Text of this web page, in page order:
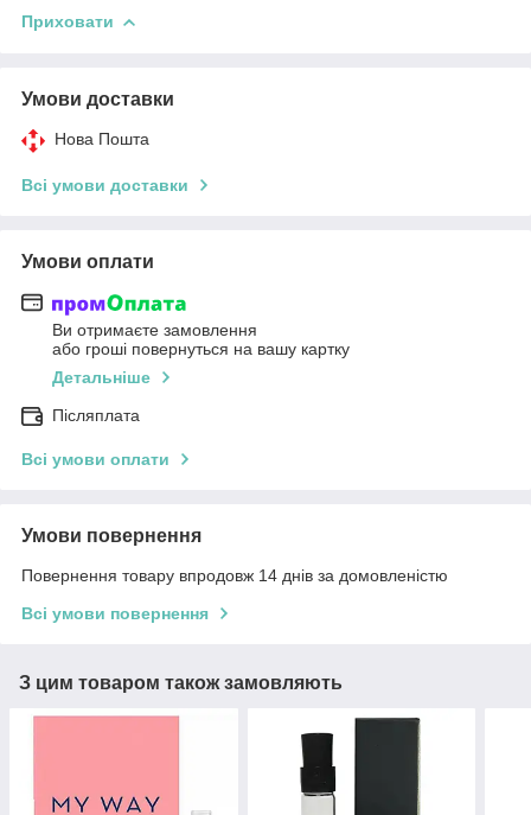
Приховати
Умови доставки
Нова Пошта
Всі умови доставки
Умови оплати
Ви отримаєте замовлення
або гроші повернуться на вашу картку
Детальніше
Післяплата
Всі умови оплати
Умови повернення
Повернення товару впродовж 14 днів за домовленістю
Всі умови повернення
З цим товаром також замовляють